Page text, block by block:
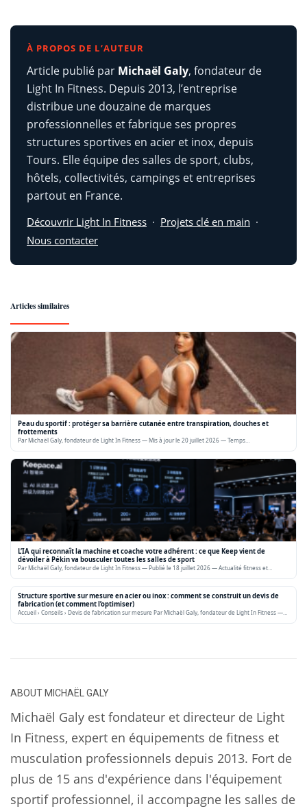
À PROPOS DE L’AUTEUR
Article publié par Michaël Galy, fondateur de
Light In Fitness. Depuis 2013, l’entreprise
distribue une douzaine de marques
professionnelles et fabrique ses propres
structures sportives en acier et inox, depuis
Tours. Elle équipe des salles de sport, clubs,
hôtels, collectivités, campings et entreprises
partout en France.
Découvrir Light In Fitness · Projets clé en main ·
Nous contacter
Articles similaires
Peau du sportif : protéger sa barrière cutanée entre transpiration, douches et
frottements
Par Michaël Galy, fondateur de Light In Fitness — Mis à jour le 20 juillet 2026 — Temps…
L’IA qui reconnaît la machine et coache votre adhérent : ce que Keep vient de
dévoiler à Pékin va bousculer toutes les salles de sport
Par Michaël Galy, fondateur de Light In Fitness — Publié le 18 juillet 2026 — Actualité fitness et…
Structure sportive sur mesure en acier ou inox : comment se construit un devis de
fabrication (et comment l’optimiser)
Accueil › Conseils › Devis de fabrication sur mesure Par Michaël Galy, fondateur de Light In Fitness —…
ABOUT MICHAËL GALY
Michaël Galy est fondateur et directeur de Light
In Fitness, expert en équipements de fitness et
musculation professionnels depuis 2013. Fort de
plus de 15 ans d'expérience dans l'équipement
sportif professionnel, il accompagne les salles de